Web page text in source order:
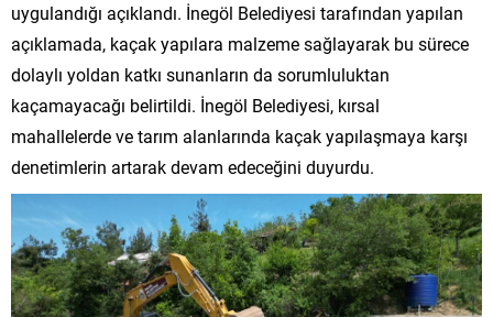
uygulandığı açıklandı. İnegöl Belediyesi tarafından yapılan
açıklamada, kaçak yapılara malzeme sağlayarak bu sürece
dolaylı yoldan katkı sunanların da sorumluluktan
kaçamayacağı belirtildi. İnegöl Belediyesi, kırsal
mahallelerde ve tarım alanlarında kaçak yapılaşmaya karşı
denetimlerin artarak devam edeceğini duyurdu.